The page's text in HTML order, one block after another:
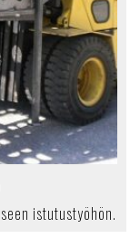
istutustyöhön.